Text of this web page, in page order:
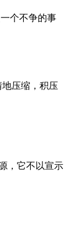
个不争的事
压缩，积压
，它不以宣示